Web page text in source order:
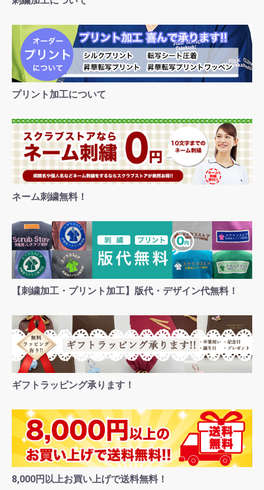
プリント加工について
ネーム刺繍無料！
【刺繍加工・プリント加工】版代・デザイン代無料！
ギフトラッピング承ります！
8,000円以上お買い上げで送料無料！